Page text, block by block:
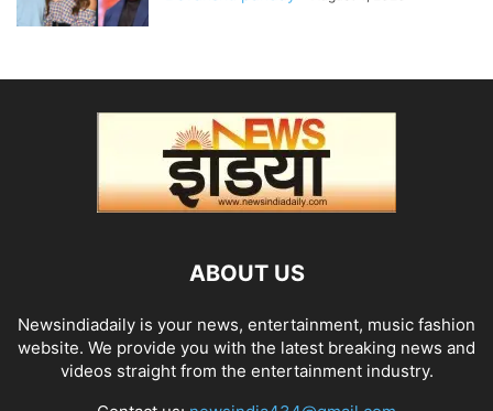
ABOUT US
Newsindiadaily is your news, entertainment, music fashion
website. We provide you with the latest breaking news and
videos straight from the entertainment industry.